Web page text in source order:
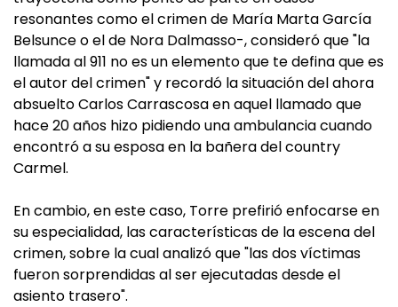
resonantes como el crimen de María Marta García
Belsunce o el de Nora Dalmasso-, consideró que "la
llamada al 911 no es un elemento que te defina que es
el autor del crimen" y recordó la situación del ahora
absuelto Carlos Carrascosa en aquel llamado que
hace 20 años hizo pidiendo una ambulancia cuando
encontró a su esposa en la bañera del country
Carmel.
En cambio, en este caso, Torre prefirió enfocarse en
su especialidad, las características de la escena del
crimen, sobre la cual analizó que "las dos víctimas
fueron sorprendidas al ser ejecutadas desde el
asiento trasero".